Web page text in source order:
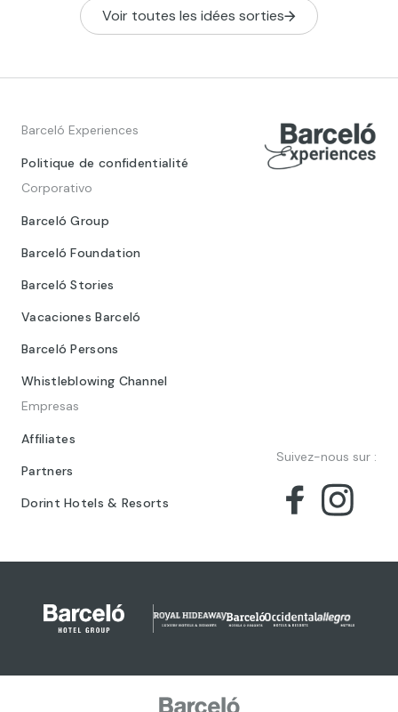
get a nice
Voir toutes les idées sorties
Barceló Experiences
Politique de confidentialité
Corporativo
Barceló Group
Barceló Foundation
Barceló Stories
Vacaciones Barceló
Barceló Persons
Whistleblowing Channel
Empresas
Affiliates
Partners
Dorint Hotels & Resorts
Suivez-nous sur :